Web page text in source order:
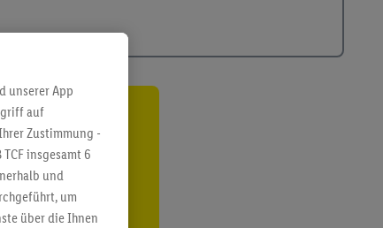
unserer App
auf
Zustimmung -
insgesamt 6
und
um
über die Ihnen